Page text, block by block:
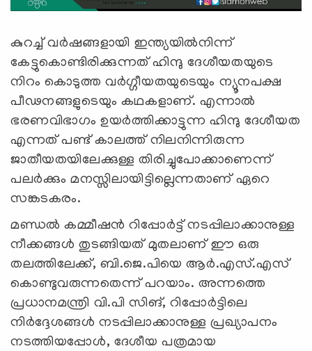
കുറച്ച് വര്‍ഷങ്ങളായി ഇന്ത്യയില്‍നിന്ന്
കേട്ടുകൊണ്ടിരിക്കുന്നത് ഹിന്ദു ദേശീയതയുടെ
നിറം കൊടുത്ത വര്‍ഗ്ഗീയതയുടെയും ന്യൂനപക്ഷ
പീഢനങ്ങളുടെയും കഥകളാണ്. എന്നാല്‍
ഭരണവിഭാഗം ഉയര്‍ത്തിക്കാട്ടുന്ന ഹിന്ദു ദേശീയത
എന്നത് പണ്ട് കാലത്ത് നിലനിന്നിരുന്ന
ജാതീയതയിലേക്കുള്ള തിരിച്ചുപോക്കാണെന്ന്
പലര്‍ക്കും മനസ്സിലായിട്ടില്ലെന്നതാണ് ഏറെ
സങ്കടകരം.
മണ്ഡല്‍ കമ്മീഷന്‍ റിപ്പോര്‍ട്ട് നടപ്പിലാക്കാനുള്ള
നീക്കങ്ങള്‍ തുടങ്ങിയത് മുതലാണ് ഈ ഒരു
തലത്തിലേക്ക്, ബി.ജെ.പിയെ ആര്‍.എസ്.എസ്
കൊണ്ടുവരുന്നതെന്ന് പറയാം. അന്നത്തെ
പ്രധാനമന്ത്രി വി.പി സിങ്, റിപ്പോര്‍ട്ടിലെ
നിര്‍ദ്ദേശങ്ങള്‍ നടപ്പിലാക്കാനുള്ള പ്രഖ്യാപനം
നടത്തിയപ്പോള്‍, ദേശീയ പത്രമായ